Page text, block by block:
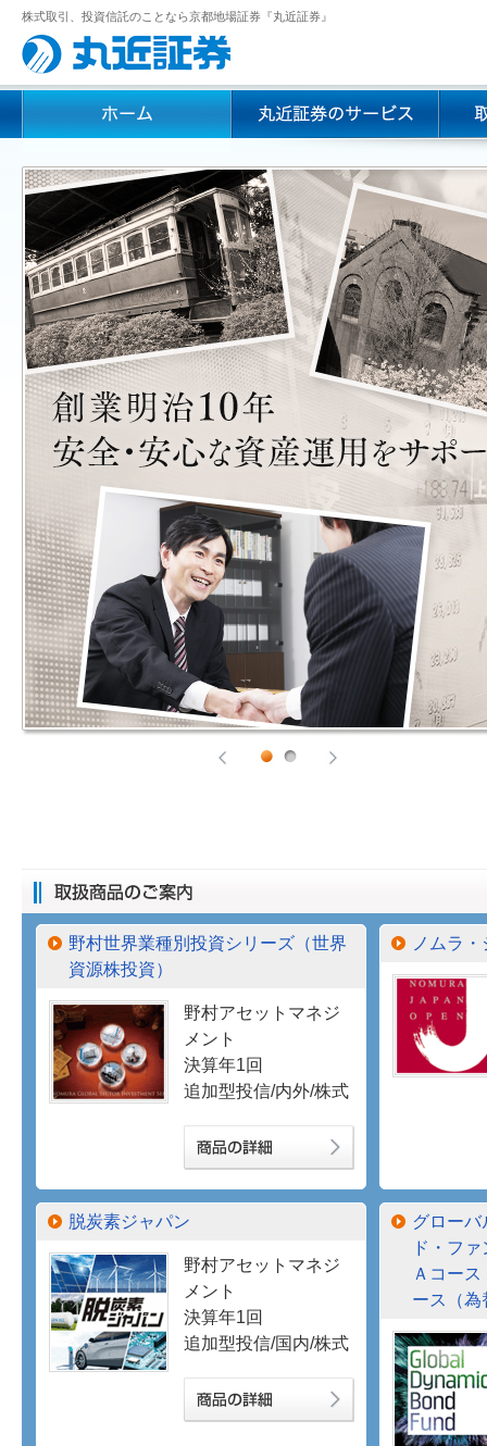
株式取引、投資信託のことなら京都地場証券『丸近証券』
野村世界業種別投資シリーズ（世界
資源株投資）
野村アセットマネジ
メント
決算年1回
追加型投信/内外/株式
ノムラ
脱炭素ジャパン
野村アセットマネジ
メント
決算年1回
追加型投信/国内/株式
グローバ
ド・ファ
Ａコー
ース（為